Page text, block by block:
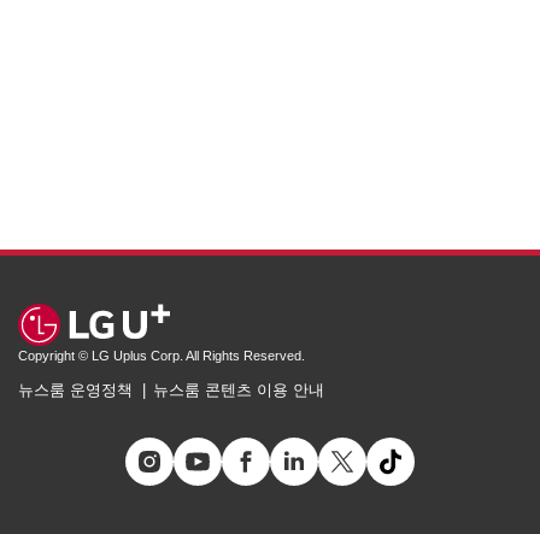
Copyright © LG Uplus Corp. All Rights Reserved.
뉴스룸 운영정책 뉴스룸 콘텐츠 이용 안내